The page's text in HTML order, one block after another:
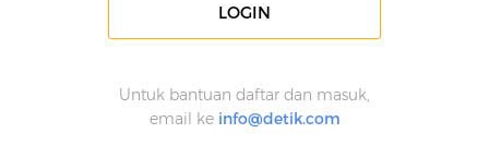
LOGIN
Untuk bantuan daftar dan masuk,
email ke info@detik.com